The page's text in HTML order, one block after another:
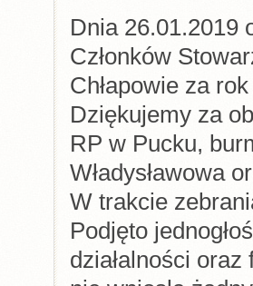
Dnia 26.01.2019
Członków
Chłapowie za
Dziękujemy za
RP w Pucku,
Władysławowa
W trakcie
Podjęto
działalności